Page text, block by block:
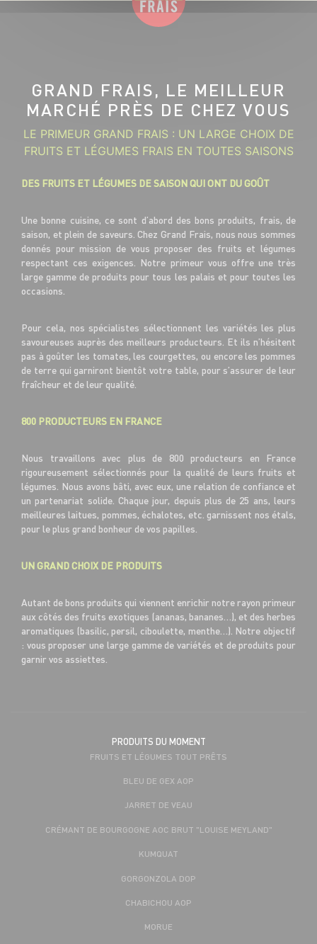
GRAND FRAIS, LE MEILLEUR
MARCHÉ PRÈS DE CHEZ VOUS
LE PRIMEUR GRAND FRAIS : UN LARGE CHOIX DE
FRUITS ET LÉGUMES FRAIS EN TOUTES SAISONS
DES FRUITS ET LÉGUMES DE SAISON QUI ONT DU GOÛT
Une bonne cuisine, ce sont d’abord des bons produits, frais, de
saison, et plein de saveurs. Chez Grand Frais, nous nous sommes
donnés pour mission de vous proposer des fruits et légumes
respectant ces exigences. Notre primeur vous offre une très
large gamme de produits pour tous les palais et pour toutes les
occasions.
Pour cela, nos spécialistes sélectionnent les variétés les plus
savoureuses auprès des meilleurs producteurs. Et ils n’hésitent
pas à goûter les tomates, les courgettes, ou encore les pommes
de terre qui garniront bientôt votre table, pour s’assurer de leur
fraîcheur et de leur qualité.
800 PRODUCTEURS EN FRANCE
Nous travaillons avec plus de 800 producteurs en France
rigoureusement sélectionnés pour la qualité de leurs fruits et
légumes. Nous avons bâti, avec eux, une relation de confiance et
un partenariat solide. Chaque jour, depuis plus de 25 ans, leurs
meilleures laitues, pommes, échalotes, etc. garnissent nos étals,
pour le plus grand bonheur de vos papilles.
UN GRAND CHOIX DE PRODUITS
Autant de bons produits qui viennent enrichir notre rayon primeur
aux côtés des fruits exotiques (ananas, bananes…), et des herbes
aromatiques (basilic, persil, ciboulette, menthe…). Notre objectif
: vous proposer une large gamme de variétés et de produits pour
garnir vos assiettes.
PRODUITS DU MOMENT
FRUITS ET LÉGUMES TOUT PRÊTS
BLEU DE GEX AOP
JARRET DE VEAU
CRÉMANT DE BOURGOGNE AOC BRUT "LOUISE MEYLAND"
KUMQUAT
GORGONZOLA DOP
CHABICHOU AOP
MORUE